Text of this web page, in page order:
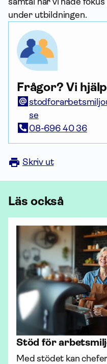
under utbildningen.
Frågor? Vi
se
08-696 40 36
Skriv ut
Läs också
Stöd för
Med stödet kan